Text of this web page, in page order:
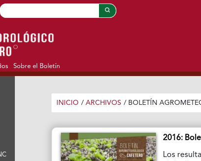
Sobre el Boletín
INICIO / ARCHIVOS / BOLETÍN
2016:
Los